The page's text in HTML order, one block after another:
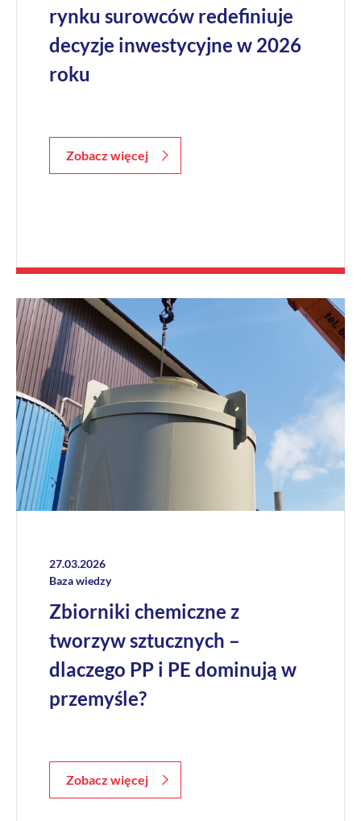
rynku surowców redefiniuje
decyzje inwestycyjne w 2026
roku
Zobacz więcej
27.03.2026
Baza wiedzy
Zbiorniki chemiczne z
tworzyw sztucznych –
dlaczego PP i PE dominują w
przemyśle?
Zobacz więcej